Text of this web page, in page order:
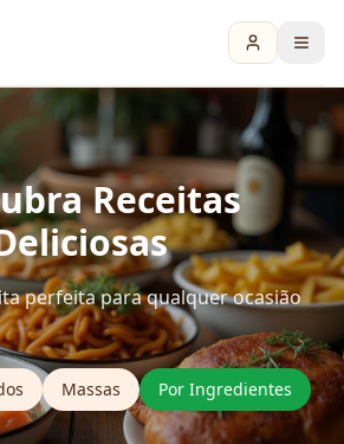
Receitas
perfeita para qualquer ocasião
Massas Por Ingredientes